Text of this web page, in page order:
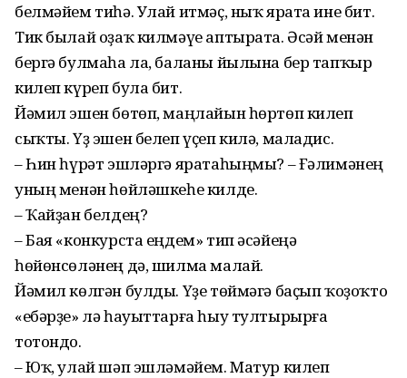
белмәйем тиһә. Улай итмәҫ, ныҡ ярата ине бит.
Тик былай оҙаҡ килмәүе аптырата. Әсәй менән
бергә булмаһа ла, баланы йылына бер тапҡыр
килеп күреп була бит.
Йәмил эшен бөтөп, маңлайын һөртөп килеп
сыҡты. Үҙ эшен белеп үҫеп килә, маладис.
– Һин һүрәт эшләргә яратаһыңмы? – Ғәлимәнең
уның менән һөйләшкеһе килде.
– Ҡайҙан белдең?
– Бая «конкурста еңдем» тип әсәйеңә
һөйөнсөләнең дә, шилма малай.
Йәмил көлгән булды. Үҙе төймәгә баҫып ҡоҙоҡто
«ебәрҙе» лә һауыттарға һыу тултырырға
тотондо.
– Юҡ, улай шәп эшләмәйем. Матур килеп